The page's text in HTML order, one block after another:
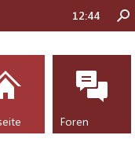
12:44
Foren